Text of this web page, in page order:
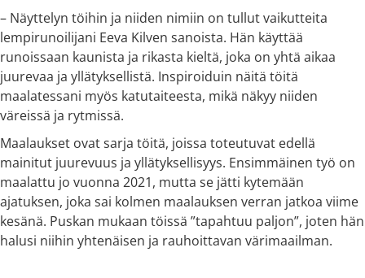
– Näyttelyn töihin ja niiden nimiin on tullut vaikutteita
lempirunoilijani Eeva Kilven sanoista. Hän käyttää
runoissaan kaunista ja rikasta kieltä, joka on yhtä aikaa
juurevaa ja yllätyksellistä. Inspiroiduin näitä töitä
maalatessani myös katutaiteesta, mikä näkyy niiden
väreissä ja rytmissä.
Maalaukset ovat sarja töitä, joissa toteutuvat edellä
mainitut juurevuus ja yllätyksellisyys. Ensimmäinen työ on
maalattu jo vuonna 2021, mutta se jätti kytemään
ajatuksen, joka sai kolmen maalauksen verran jatkoa viime
kesänä. Puskan mukaan töissä ”tapahtuu paljon”, joten hän
halusi niihin yhtenäisen ja rauhoittavan värimaailman.